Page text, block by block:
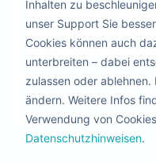
Da hier niemand die
die Corona
Mitteln nebenbei
Kita & Schule
Inhalten zu
unser Support Sie
Cookies können auch
unterbreiten – dabei
zulassen oder
ändern. Weitere Infos
Verwendung von
Datenschutzhinweisen.